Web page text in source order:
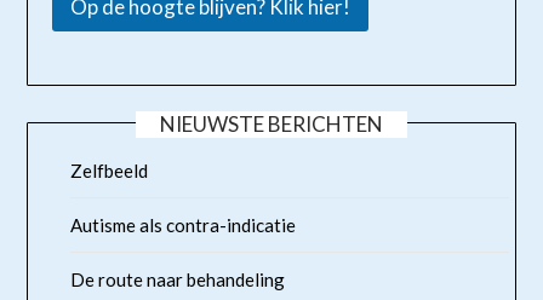
Op de hoogte blijven? Klik hier!
NIEUWSTE BERICHTEN
Zelfbeeld
Autisme als contra-indicatie
De route naar behandeling